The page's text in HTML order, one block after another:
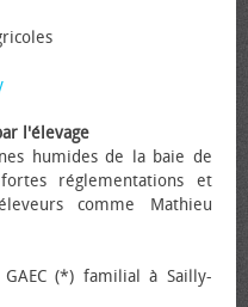
l'élevage
humides de la baie de
réglementations et
comme Mathieu
(*) familial à Sailly-